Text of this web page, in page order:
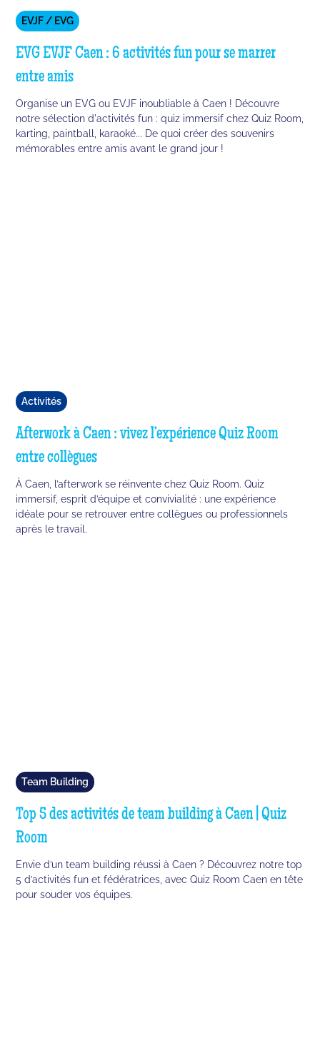
EVJF / EVG
EVG EVJF Caen : 6 activités fun pour se marrer
entre amis
Organise un EVG ou EVJF inoubliable à Caen ! Découvre
notre sélection d'activités fun : quiz immersif chez Quiz Room,
karting, paintball, karaoké... De quoi créer des souvenirs
mémorables entre amis avant le grand jour !
Activités
Afterwork à Caen : vivez l’expérience Quiz Room
entre collègues
À Caen, l’afterwork se réinvente chez Quiz Room. Quiz
immersif, esprit d’équipe et convivialité : une expérience
idéale pour se retrouver entre collègues ou professionnels
après le travail.
Team Building
Top 5 des activités de team building à Caen | Quiz
Room
Envie d’un team building réussi à Caen ? Découvrez notre top
5 d’activités fun et fédératrices, avec Quiz Room Caen en tête
pour souder vos équipes.